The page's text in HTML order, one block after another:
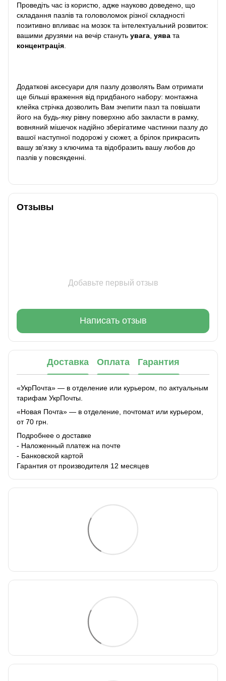
Проведіть час із користю, адже науково доведено, що
складання пазлів та головоломок різної складності
позитивно впливає на мозок та інтелектуальний розвиток:
вашими друзями на вечір стануть увага уява та
концентрація
Додаткові аксесуари для пазлу дозволять Вам отримати
ще більші враження від придбаного набору: монтажна
клейка стрічка дозволить Вам зчепити пазл та повішати
його на будь-яку рівну поверхню або закласти в рамку,
вовняний мішечок надійно зберігатиме частинки пазлу до
вашої наступної подорожі у сюжет, а брілок прикрасить
вашу зв’язку з ключима та відобразить вашу любов до
пазлів у повсякденні.
Отзывы
Добавьте первый отзыв
Написать отзыв
Доставка Оплата Гарантия
«УкрПочта» — в отделение или курьером, по актуальным
тарифам УкрПочты.
«Новая Почта» — в отделение, почтомат или курьером,
от 70 грн.
Подробнее о доставке
- Наложенный платеж на почте
- Банковской картой
Гарантия от производителя 12 месяцев